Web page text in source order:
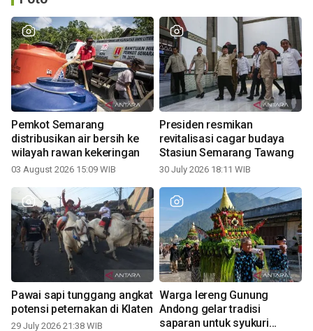
Pemkot Semarang
distribusikan air bersih ke
wilayah rawan kekeringan
03 August 2026 15:09 WIB
Presiden resmikan
revitalisasi cagar budaya
Stasiun Semarang Tawang
30 July 2026 18:11 WIB
Pawai sapi tunggang angkat
potensi peternakan di Klaten
29 July 2026 21:38 WIB
Warga lereng Gunung
Andong gelar tradisi
saparan untuk syukuri